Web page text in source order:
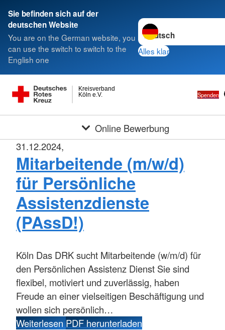
Sie befinden sich auf der
deutschen Website
You are on the German website, you
can use the switch to switch to the
English one
Sprache wechseln zu
Alles klar
Köln e.V.
Kreisverband
Spenden
Online Bewerbung
31.12.2024,
Mitarbeitende (m/w/d)
für Persönliche
Assistenzdienste
(PAssD!)
Köln Das DRK sucht Mitarbeitende (w/m/d) für
den Persönlichen Assistenz Dienst Sie sind
flexibel, motiviert und zuverlässig, haben
Freude an einer vielseitigen Beschäftigung und
wollen sich persönlich…
WeiterlesenPDF herunterladen